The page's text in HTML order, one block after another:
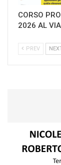
CORSO
2026 AL VIA
PREV